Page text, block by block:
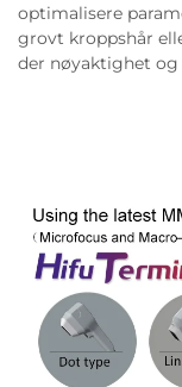
optimalisere
grovt kroppshår
der nøyaktighet